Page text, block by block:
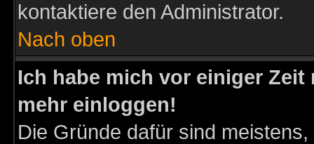
kontaktiere den Administrator.
Nach oben
Ich habe mich vor einiger
mehr einloggen!
Die Gründe dafür sind